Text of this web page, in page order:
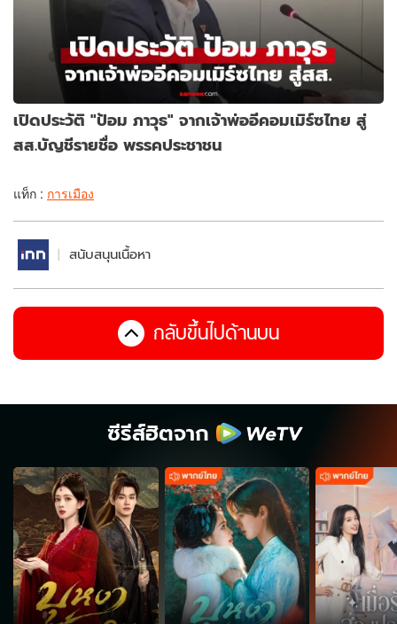
เปิดประวัติ "ป้อม ภาวุธ" จากเจ้าพ่ออีคอมเมิร์ซไทย สู่
สส.บัญชีรายชื่อ พรรคประชาชน
แท็ก : การเมือง
สนับสนุนเนื้อหา
กลับขึ้นไปด้านบน
ซีรีส์ฮิตจาก